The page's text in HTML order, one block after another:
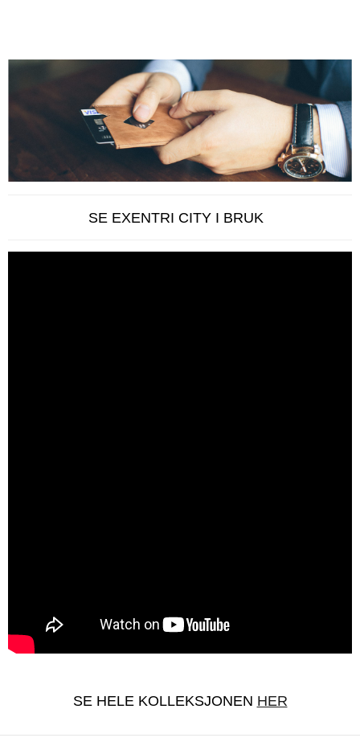
SE EXENTRI CITY I BRUK
SE HELE KOLLEKSJONEN HER